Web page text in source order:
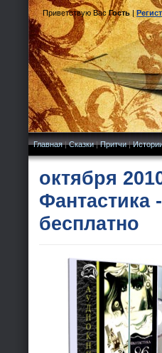
Приветствую Вас Гость|
Главная|Сказки|Притчи|
октября
Фантастика
бесплатно